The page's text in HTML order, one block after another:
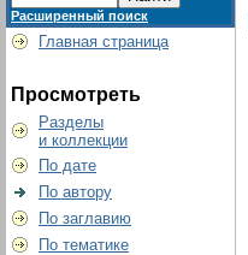
Расширенный поиск
Главная страница
Просмотреть
Разделы
и коллекции
По дате
По автору
По заглавию
По тематике